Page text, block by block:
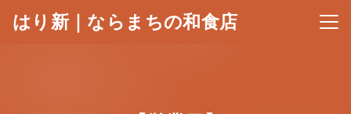
はり新｜ならまちの和食店 メニ